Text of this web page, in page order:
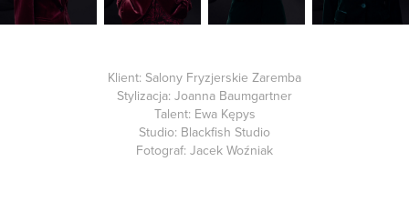
Klient: Salony Fryzjerskie Zaremba
Stylizacja: Joanna Baumgartner
Talent: Ewa Kępys
Studio: Blackfish Studio
Fotograf: Jacek Woźniak